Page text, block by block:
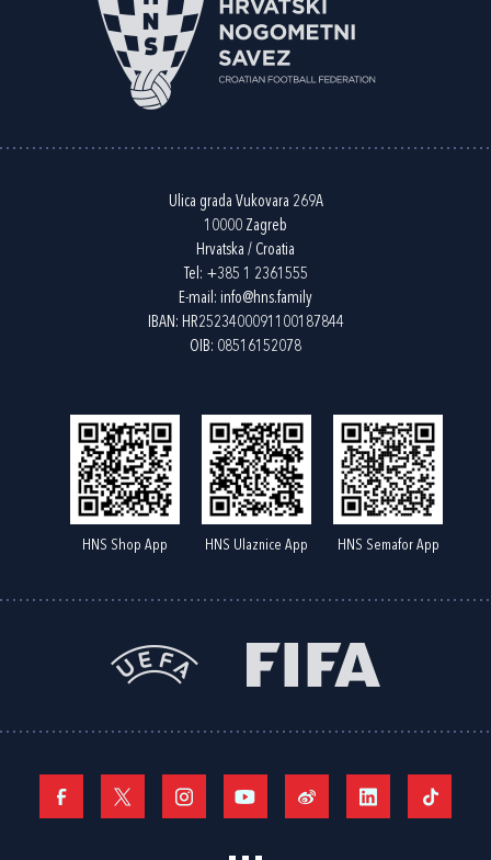
Ulica grada Vukovara 269A
10000 Zagreb
Hrvatska / Croatia
Tel: +385 1 2361555
E-mail: info@hns.family
IBAN: HR2523400091100187844
OIB: 08516152078
HNS Shop App HNS Ulaznice App HNS Semafor App